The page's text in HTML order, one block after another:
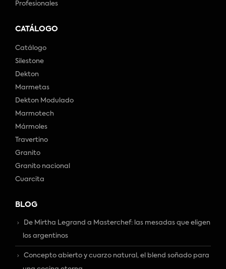
Profesionales
CATÁLOGO
Catálogo
Silestone
Dekton
Marmetas
Dekton Modulado
Marmotech
Mármoles
Travertino
Granito
Granito nacional
Cuarcita
BLOG
De Mirtha Legrand a Masterchef: las mesadas que eligen
los argentinos
Concepto abierto y cuarzo natural, el blend soñado para